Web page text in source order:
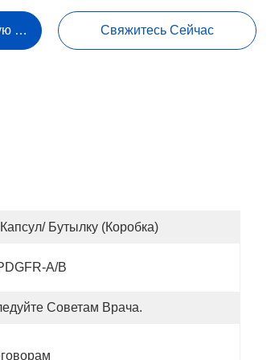
Цену Свяжитесь Сейчас
Бутылку (коробка)
Α/β
Советам Врача.